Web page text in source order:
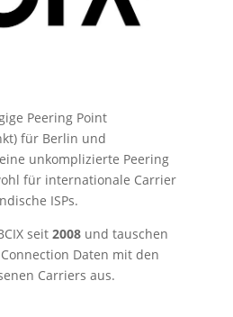
Peering Point
für Berlin und
unkomplizierte Peering
für internationale Carrier
ISPs.
seit 2008und tauschen
Daten mit den
Carriers aus.